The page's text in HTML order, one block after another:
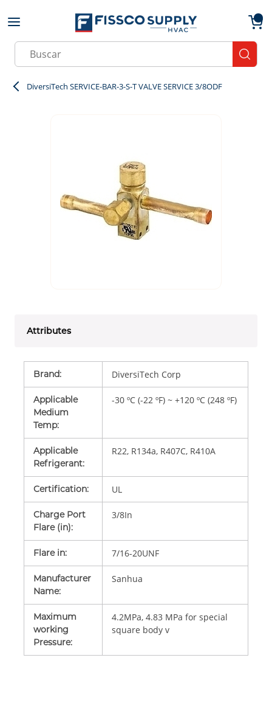
Skip to main content
Site Search
DiversiTech SERVICE-BAR-3-S-T VALVE SERVICE 3/8ODF
Attributes
Brand: DiversiTech Corp
Applicable
Medium
Temp:
-30 ºC (-22 ºF) ~ +120 ºC (248 ºF)
Applicable
Refrigerant:
R22, R134a, R407C, R410A
Certification: UL
Charge Port
Flare (in):
3/8In
Flare in: 7/16-20UNF
Manufacturer
Name:
Sanhua
Maximum
working
Pressure:
4.2MPa, 4.83 MPa for special
square body v